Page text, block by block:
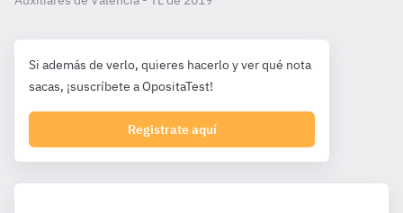
Si además de verlo, quieres hacerlo y ver qué nota
sacas, ¡suscríbete a OpositaTest!
Registrate aquí